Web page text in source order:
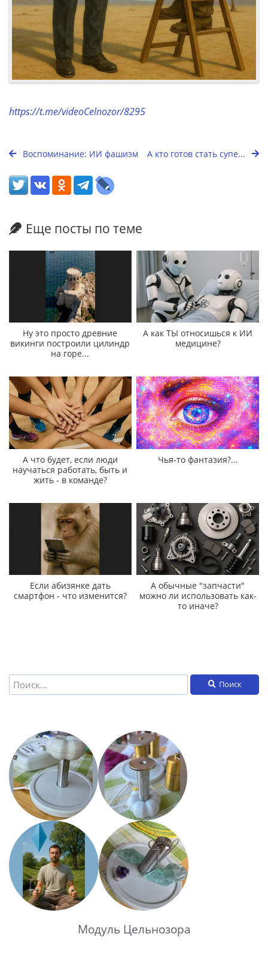
https://t.me/videoCelnozor/8295
Воспоминание: ИИ фашизм А кто готов стать супе...
Еще посты по теме
Ну это просто древние
викинги построили цилиндр
на горе...
А как ТЫ относишься к ИИ
медицине?
А что будет, если люди
научаться работать, быть и
жить - в команде?
Чья-то фантазия?...
Если абизянке дать
смартфон - что изменится?
А обычные "запчасти"
можно ли использовать как-
то иначе?
Поиск
Модуль Цельнозора